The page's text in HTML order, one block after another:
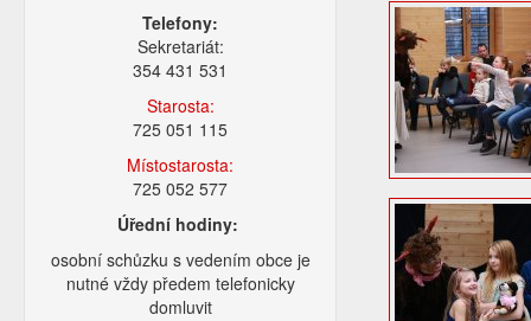
Telefony:
Sekretariát:
354 431 531
Starosta:
725 051 115
Místostarosta:
725 052 577
Úřední hodiny:
osobní schůzku s vedením obce je
nutné vždy předem telefonicky
domluvit